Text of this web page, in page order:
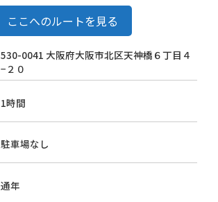
ここへのルートを見る
530-0041 大阪府大阪市北区天神橋６丁目４
−２０
1時間
駐車場なし
通年